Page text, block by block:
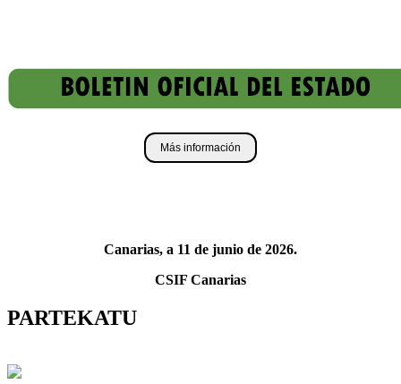
Más información
Canarias, a 11 de junio de 2026.
CSIF Canarias
PARTEKATU